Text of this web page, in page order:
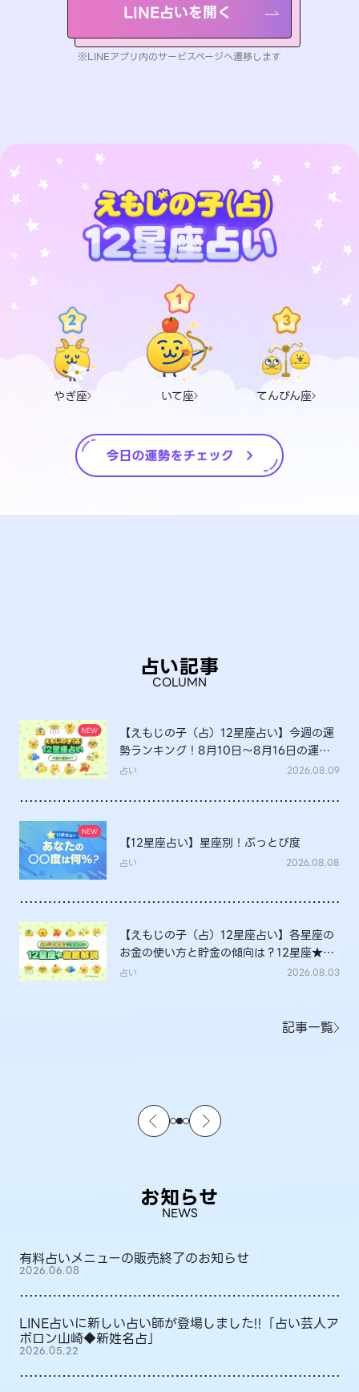
LINE占いを開く
※LINEアプリ内のサービスページへ遷移します
やぎ座 いて座 てんびん座
占い記事
COLUMN
【えもじの子（占）12星座占い】今週の運
勢ランキング！8月10日～8月16日の運勢
は？
占い 2026.08.09
【12星座占い】星座別！ぶっとび度
占い 2026.08.08
【えもじの子（占）12星座占い】各星座の
お金の使い方と貯金の傾向は？12星座★徹
底解説
占い 2026.08.03
記事一覧
お知らせ
NEWS
有料占いメニューの販売終了のお知らせ
2026.06.08
LINE占いに新しい占い師が登場しました!!「占い芸人ア
ポロン山崎◆新姓名占」
2026.05.22